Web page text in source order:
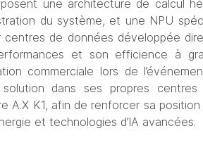
une architecture de calcul
du système, et une NPU
centres de données développée
et son efficience à
commerciale lors de
dans ses propres
A.X K1, afin de renforcer sa
et technologies d’IA avancées.